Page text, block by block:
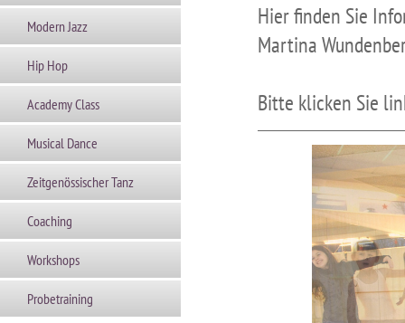
Modern Jazz
Hip Hop
Academy Class
Musical Dance
Zeitgenössischer Tanz
Coaching
Workshops
Probetraining
Hier finden Sie
Martina
Bitte klicken Sie